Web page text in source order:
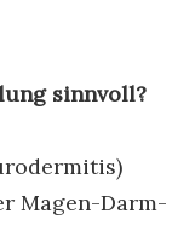
sinnvoll?
Magen-Darm-